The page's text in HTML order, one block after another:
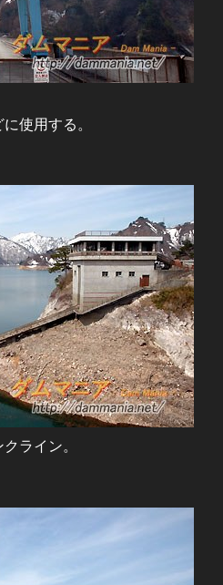
使用する。
ライン。